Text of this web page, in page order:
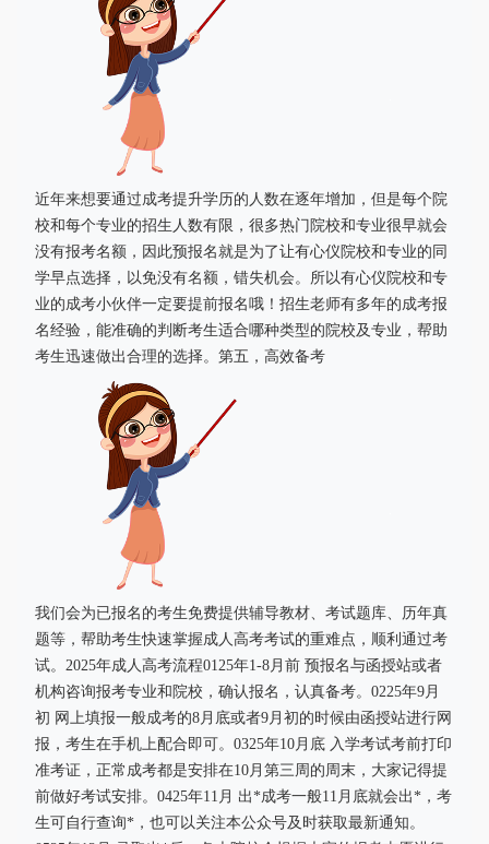
近年来想要通过成考提升学历的人数在逐年增加，但是每个院
校和每个专业的招生人数有限，很多热门院校和专业很早就会
没有报考名额，因此预报名就是为了让有心仪院校和专业的同
学早点选择，以免没有名额，错失机会。所以有心仪院校和专
业的成考小伙伴一定要提前报名哦！招生老师有多年的成考报
名经验，能准确的判断考生适合哪种类型的院校及专业，帮助
考生迅速做出合理的选择。第五，高效备考
我们会为已报名的考生免费提供辅导教材、考试题库、历年真
题等，帮助考生快速掌握成人高考考试的重难点，顺利通过考
试。2025年成人高考流程0125年1-8月前 预报名与函授站或者
机构咨询报考专业和院校，确认报名，认真备考。0225年9月
初 网上填报一般成考的8月底或者9月初的时候由函授站进行网
报，考生在手机上配合即可。0325年10月底 入学考试考前打印
准考证，正常成考都是安排在10月第三周的周末，大家记得提
前做好考试安排。0425年11月 出*成考一般11月底就会出*，考
生可自行查询*，也可以关注本公众号及时获取最新通知。